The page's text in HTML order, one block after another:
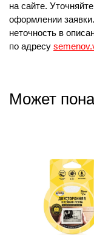
на сайте.
оформлении
неточность в
по адресу
Может